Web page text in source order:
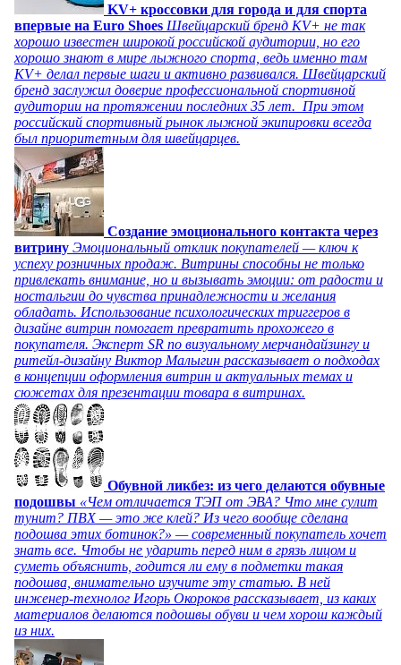
KV+ кроссовки для города и для спорта
впервые на Euro Shoes Швейцарский бренд KV+ не так
хорошо известен широкой российской аудитории, но его
хорошо знают в мире лыжного спорта, ведь именно там
KV+ делал первые шаги и активно развивался. Швейцарский
бренд заслужил доверие профессиональной спортивной
аудитории на протяжении последних 35 лет. При этом
российский спортивный рынок лыжной экипировки всегда
был приоритетным для швейцарцев.
Создание эмоционального контакта через
витрину Эмоциональный отклик покупателей — ключ к
успеху розничных продаж. Витрины способны не только
привлекать внимание, но и вызывать эмоции: от радости и
ностальгии до чувства принадлежности и желания
обладать. Использование психологических триггеров в
дизайне витрин помогает превратить прохожего в
покупателя. Эксперт SR по визуальному мерчандайзингу и
ритейл-дизайну Виктор Малыгин рассказывает о подходах
в концепции оформления витрин и актуальных темах и
сюжетах для презентации товара в витринах.
Обувной ликбез: из чего делаются обувные
подошвы «Чем отличается ТЭП от ЭВА? Что мне сулит
тунит? ПВХ — это же клей? Из чего вообще сделана
подошва этих ботинок?» — современный покупатель хочет
знать все. Чтобы не ударить перед ним в грязь лицом и
суметь объяснить, годится ли ему в подметки такая
подошва, внимательно изучите эту статью. В ней
инженер-технолог Игорь Окороков рассказывает, из каких
материалов делаются подошвы обуви и чем хорош каждый
из них.